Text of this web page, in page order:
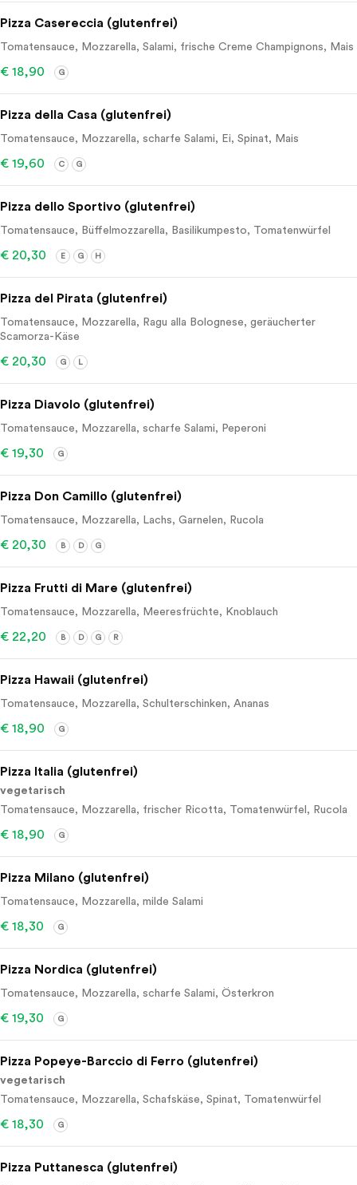
Pizza Casereccia (glutenfrei)
Tomatensauce, Mozzarella, Salami, frische Creme Champignons, Mais
€ 18,90 G
Pizza della Casa (glutenfrei)
Tomatensauce, Mozzarella, scharfe Salami, Ei, Spinat, Mais
€ 19,60 C G
Pizza dello Sportivo (glutenfrei)
Tomatensauce, Büffelmozzarella, Basilikumpesto, Tomatenwürfel
€ 20,30 E G H
Pizza del Pirata (glutenfrei)
Tomatensauce, Mozzarella, Ragu alla Bolognese, geräucherter
Scamorza-Käse
€ 20,30 G L
Pizza Diavolo (glutenfrei)
Tomatensauce, Mozzarella, scharfe Salami, Peperoni
€ 19,30 G
Pizza Don Camillo (glutenfrei)
Tomatensauce, Mozzarella, Lachs, Garnelen, Rucola
€ 20,30 B D G
Pizza Frutti di Mare (glutenfrei)
Tomatensauce, Mozzarella, Meeresfrüchte, Knoblauch
€ 22,20 B D G R
Pizza Hawaii (glutenfrei)
Tomatensauce, Mozzarella, Schulterschinken, Ananas
€ 18,90 G
Pizza Italia (glutenfrei)
vegetarisch
Tomatensauce, Mozzarella, frischer Ricotta, Tomatenwürfel, Rucola
€ 18,90 G
Pizza Milano (glutenfrei)
Tomatensauce, Mozzarella, milde Salami
€ 18,30 G
Pizza Nordica (glutenfrei)
Tomatensauce, Mozzarella, scharfe Salami, Österkron
€ 19,30 G
Pizza Popeye-Barccio di Ferro (glutenfrei)
vegetarisch
Tomatensauce, Mozzarella, Schafskäse, Spinat, Tomatenwürfel
€ 18,30 G
Pizza Puttanesca (glutenfrei)